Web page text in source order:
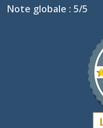
Note globale : 5/5